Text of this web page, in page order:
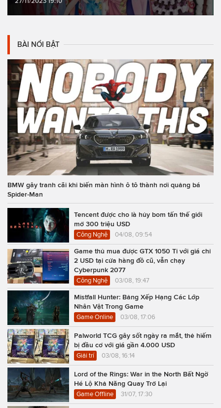
BÀI NỔI BẬT
BMW gây tranh cãi khi biến màn hình ô tô thành nơi quảng bá
Spider-Man
Tencent được cho là hủy bom tấn thế giới
mở 300 triệu USD
Công Nghệ 04/08, 09:54
Game thủ mua được GTX 1050 Ti với giá chỉ
2 USD tại cửa hàng đồ cũ, vẫn chạy
Cyberpunk 2077
Công Nghệ 03/08, 19:47
Mistfall Hunter: Bảng Xếp Hạng Các Lớp
Nhân Vật Trong Game
Game Online 03/08, 17:06
Palworld TCG gây sốt ngày ra mắt, thẻ hiếm
bị đầu cơ với giá gần 4.000 USD
Giải trí 03/08, 16:14
Lord of the Rings: War in the North Bất Ngờ
Hé Lộ Khả Năng Quay Trở Lại
Game Offline 31/07, 17:30